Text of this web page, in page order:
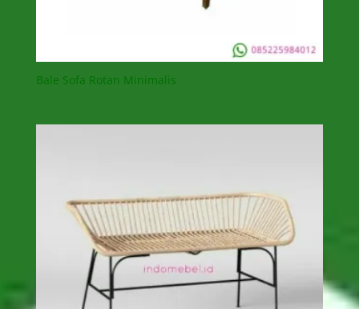
Bale Sofa Rotan Minimalis